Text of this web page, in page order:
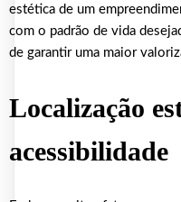
estética de um
com o padrão de vida
de garantir uma maior
Localização
acessibilidade